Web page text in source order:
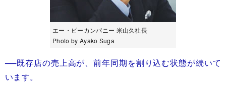
エー・ピーカンパニー 米山久社長
Photo by Ayako Suga
──既存店の売上高が、前年同期を割り込む状態が続いて
います。